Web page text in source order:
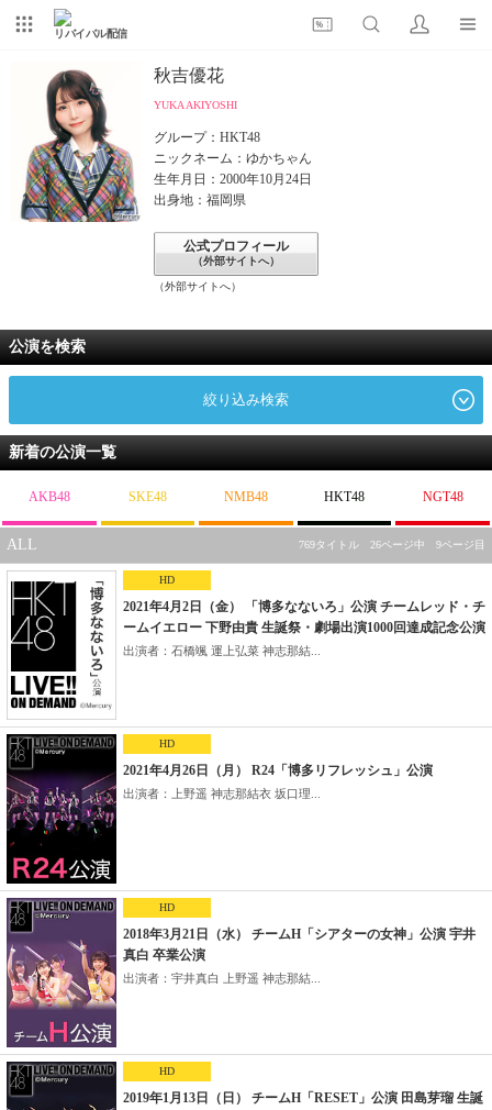
リバイバル配信
秋吉優花
YUKA AKIYOSHI
グループ：HKT48
ニックネーム：ゆかちゃん
生年月日：2000年10月24日
出身地：福岡県
公式プロフィール
（外部サイトへ）
（外部サイトへ）
公演を検索
絞り込み検索
新着の公演一覧
AKB48 SKE48 NMB48 HKT48 NGT48
ALL 769タイトル 26ページ中 9ページ目
HD
2021年4月2日（金） 「博多なないろ」公演 チームレッド・チ
ームイエロー 下野由貴 生誕祭・劇場出演1000回達成記念公演
出演者：石橋颯 運上弘菜 神志那結...
HD
2021年4月26日（月） R24「博多リフレッシュ」公演
出演者：上野遥 神志那結衣 坂口理...
HD
2018年3月21日（水） チームH「シアターの女神」公演 宇井
真白 卒業公演
出演者：宇井真白 上野遥 神志那結...
HD
2019年1月13日（日） チームH「RESET」公演 田島芽瑠 生誕